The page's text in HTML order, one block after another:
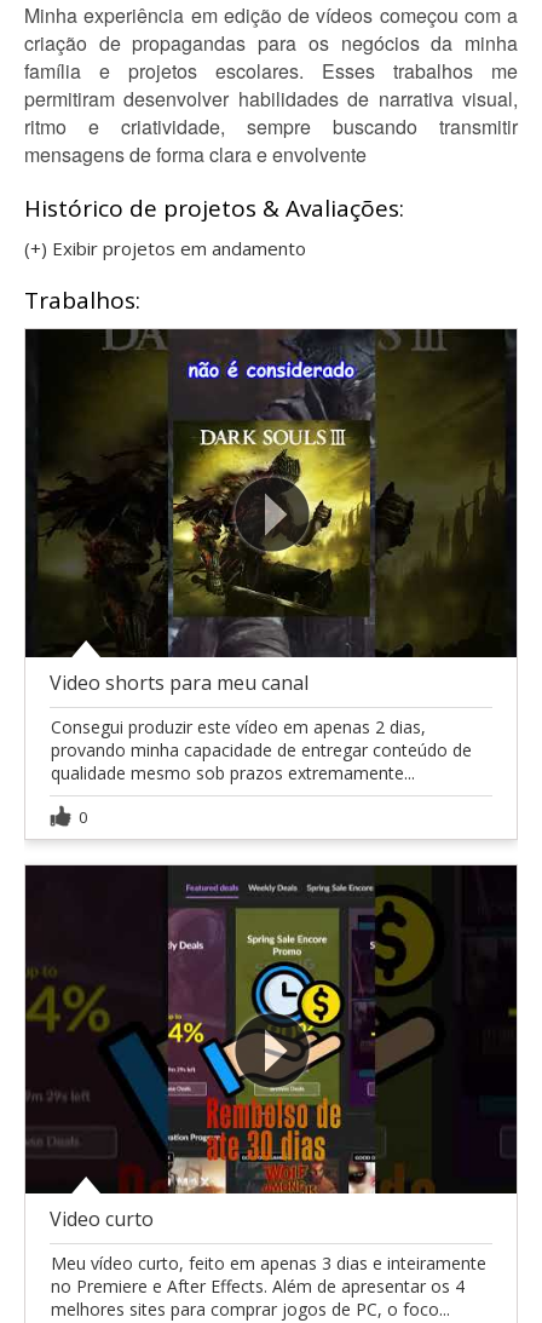
Minha experiência em edição de vídeos começou com a
criação de propagandas para os negócios da minha
família e projetos escolares. Esses trabalhos me
permitiram desenvolver habilidades de narrativa visual,
ritmo e criatividade, sempre buscando transmitir
mensagens de forma clara e envolvente
Histórico de projetos & Avaliações:
(+) Exibir projetos em andamento
Trabalhos:
Video shorts para meu canal
Consegui produzir este vídeo em apenas 2 dias,
provando minha capacidade de entregar conteúdo de
qualidade mesmo sob prazos extremamente...
0
Video curto
Meu vídeo curto, feito em apenas 3 dias e inteiramente
no Premiere e After Effects. Além de apresentar os 4
melhores sites para comprar jogos de PC, o foco...